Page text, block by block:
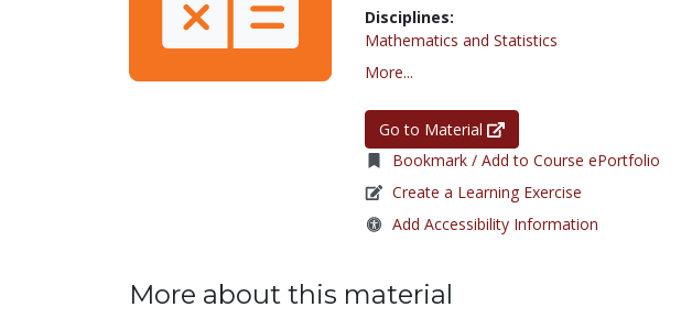
Disciplines:
Mathematics and Statistics
More...
Go to Material
Bookmark / Add to Course ePortfolio
Create a Learning Exercise
Add Accessibility Information
More about this material